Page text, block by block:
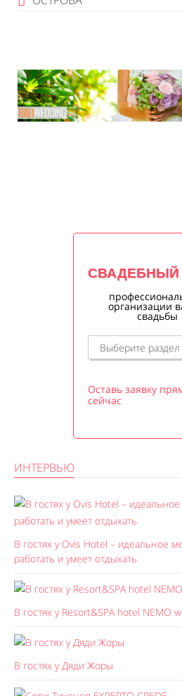
СВАДЕБНЫЙ
организации
свадьбы
Оставь заявку
сейчас
ИНТЕРВЬЮ
В гостях у Ovis Hotel – идеальное
работать и умеет отдыхать
В гостях у Resort&SPA hotel NEMO
В гостях у Дяди Жоры